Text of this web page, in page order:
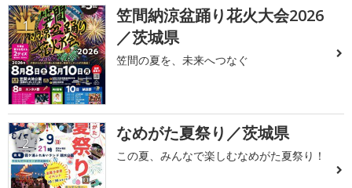
1
笠間納涼盆踊り花火大会2026
／茨城県
笠間の夏を、未来へつなぐ
2 なめがた夏祭り／茨城県
この夏、みんなで楽しむなめがた夏祭り！